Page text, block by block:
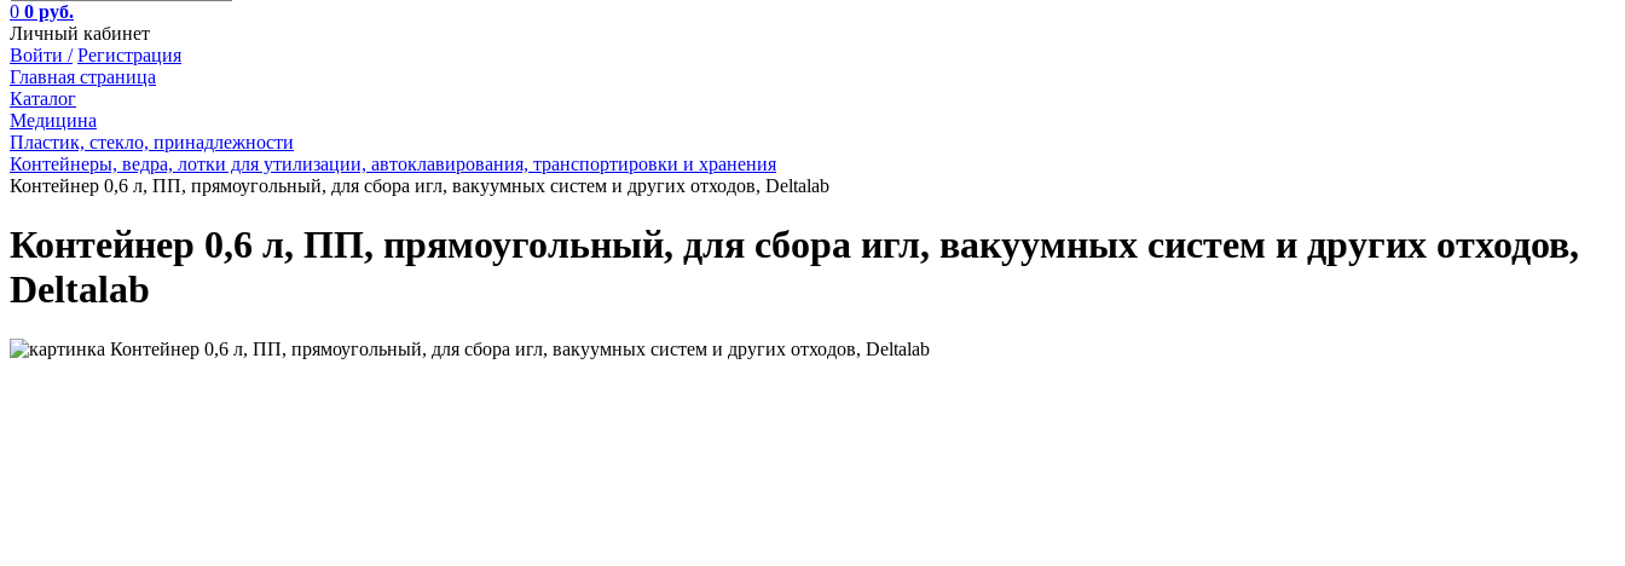
0 0 руб.
Личный кабинет
Войти / Регистрация
Главная страница
Каталог
Медицина
Пластик, стекло, принадлежности
Контейнеры, ведра, лотки для утилизации, автоклавирования, транспортировки и хранения
Контейнер 0,6 л, ПП, прямоугольный, для сбора игл, вакуумных систем и других отходов, Deltalab
Контейнер 0,6 л, ПП, прямоугольный, для сбора игл, вакуумных систем и других отходов,
Deltalab